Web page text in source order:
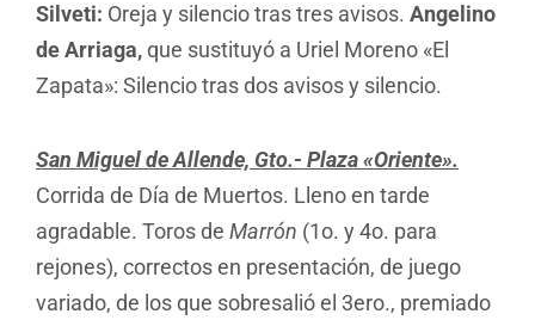
Silveti: Oreja y silencio tras tres avisos. Angelino
de Arriaga,que sustituyó a Uriel Moreno «El
Zapata»: Silencio tras dos avisos y silencio.
San Miguel de Allende, Gto.- Plaza «Oriente».
Corrida de Día de Muertos. Lleno en tarde
agradable. Toros de Marrón (1o. y 4o. para
rejones), correctos en presentación, de juego
variado, de los que sobresalió el 3ero., premiado